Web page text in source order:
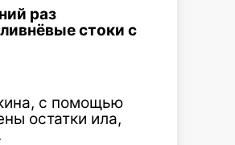
раз
стоки с
с помощью
остатки ила,